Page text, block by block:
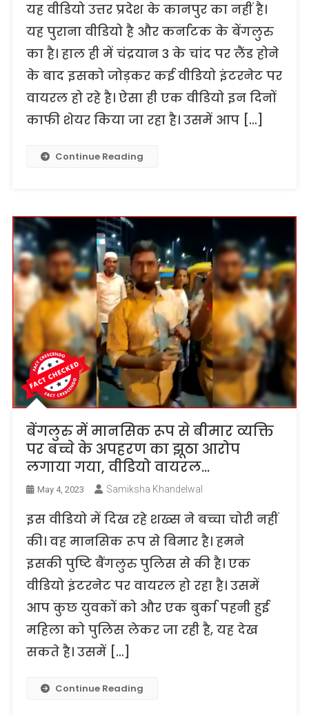
यह वीडियो उत्तर प्रदेश के कानपुर का नहीं है।
यह पुराना वीडियो है और कर्नाटक के बेंगलुरु
का है। हाल ही में चंद्रयान 3 के चांद पर लैंड होने
के बाद इसको जोड़कर कई वीडियो इंटरनेट पर
वायरल हो रहे है। ऐसा ही एक वीडियो इन दिनों
काफी शेयर किया जा रहा है। उसमें आप […]
Continue Reading
बेंगलुरु में मानसिक रूप से बीमार व्यक्ति
पर बच्चे के अपहरण का झूठा आरोप
लगाया गया, वीडियो वायरल…
May 4, 2023 Samiksha Khandelwal
इस वीडियो में दिख रहे शख्स ने बच्चा चोरी नहीं
की। वह मानसिक रूप से बिमार है। हमने
इसकी पुष्टि बैंगलुरु पुलिस से की है। एक
वीडियो इंटरनेट पर वायरल हो रहा है। उसमें
आप कुछ युवकों को और एक बुर्का पहनी हुई
महिला को पुलिस लेकर जा रही है, यह देख
सकते है। उसमें […]
Continue Reading